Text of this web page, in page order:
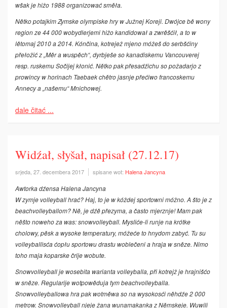
wšak je hižo 1988 organizować směła.
Nětko potajkim Zymske olympiske hry w Južnej Koreji. Dwójce bě wony
region ze 44 000 wobydlerjemi hižo kandidował a zwrěšćił, a to w
lětomaj 2010 a 2014. Kónčina, kotrejež mjeno móžeš do serbšćiny
přełožić z „Měr a wuspěch“, dyrbješe so kanadiskemu Vancouverej
resp. ruskemu Sočijej kłonić. Nětko pak přesadźichu so poža­darjo z
prowincy w horinach Taebaek chětro jasnje přećiwo francoskemu
Annecy a „našemu“ Mnichowej.
dale čitać ...
Widźał, słyšał, napisał (27.12.17)
srjeda, 27. decembera 2017 spisane wot: Halena Jancyna
Awtorka dźensa Halena Jancyna
W zymje volleyball hrać? Haj, to je w kóždej sportowni móžno. A što je z
beachvolleyballom? Ně, je dźě přezyma, a často mjerznje! Mam pak
něšto noweho za was: snowvolleyball. Mysliće-li runje na krótke
cholowy, pěsk a wysoke temperatury, móžeće to hnydom zabyć. Tu su
volleyballisća ćopłu sportowu drastu woblečeni a hraja w sněze. Nimo
toho maja koparske črije wobute.
Snowvolleyball je wosebita warianta volleyballa, při kotrejž je hrajnišćo
w sněze. Regularije wotpowěduja tym beachvolleyballa.
Snowvolleyballowa hra pak wotměwa so na wysokosći něhdźe 2 000
metrow. Snowvolleyball njeje žana wunamakanka z Němskeje. Wuwili